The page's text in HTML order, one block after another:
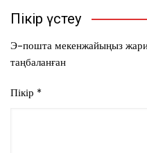
Пікір үстеу
Э-пошта мекенжайыңыз
таңбаланған
Пікір *